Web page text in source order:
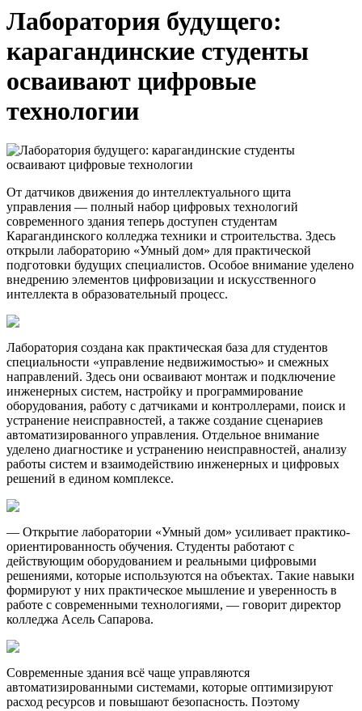
Лаборатория будущего:
карагандинские студенты
осваивают цифровые
технологии
От датчиков движения до интеллектуального щита
управления — полный набор цифровых технологий
современного здания теперь доступен студентам
Карагандинского колледжа техники и строительства. Здесь
открыли лабораторию «Умный дом» для практической
подготовки будущих специалистов. Особое внимание уделено
внедрению элементов цифровизации и искусственного
интеллекта в образовательный процесс.
Лаборатория создана как практическая база для студентов
специальности «управление недвижимостью» и смежных
направлений. Здесь они осваивают монтаж и подключение
инженерных систем, настройку и программирование
оборудования, работу с датчиками и контроллерами, поиск и
устранение неисправностей, а также создание сценариев
автоматизированного управления. Отдельное внимание
уделено диагностике и устранению неисправностей, анализу
работы систем и взаимодействию инженерных и цифровых
решений в едином комплексе.
— Открытие лаборатории «Умный дом» усиливает практико-
ориентированность обучения. Студенты работают с
действующим оборудованием и реальными цифровыми
решениями, которые используются на объектах. Такие навыки
формируют у них практическое мышление и уверенность в
работе с современными технологиями, — говорит директор
колледжа Асель Сапарова.
Современные здания всё чаще управляются
автоматизированными системами, которые оптимизируют
расход ресурсов и повышают безопасность. Поэтому